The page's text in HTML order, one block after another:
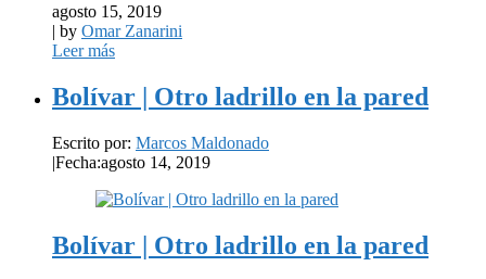
agosto 15, 2019
| by Omar Zanarini
Leer más
Bolívar | Otro ladrillo en la pared
Escrito por: Marcos Maldonado
|Fecha:agosto 14, 2019
Bolívar | Otro ladrillo en la pared